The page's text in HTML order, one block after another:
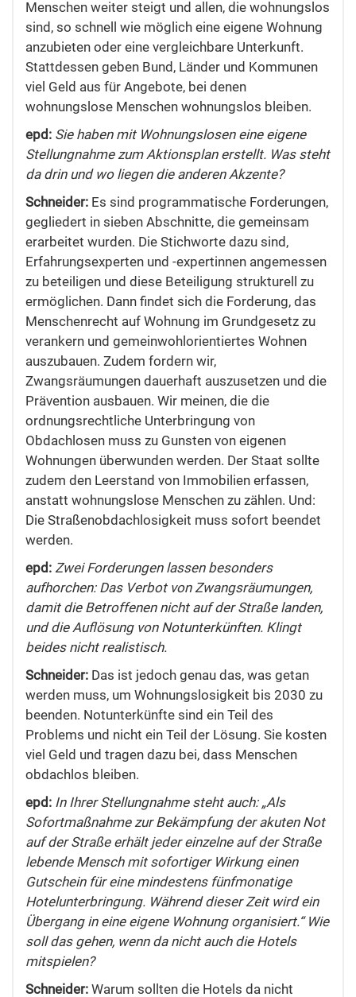
Menschen weiter steigt und allen, die wohnungslos
sind, so schnell wie möglich eine eigene Wohnung
anzubieten oder eine vergleichbare Unterkunft.
Stattdessen geben Bund, Länder und Kommunen
viel Geld aus für Angebote, bei denen
wohnungslose Menschen wohnungslos bleiben.
epd: Sie haben mit Wohnungslosen eine eigene
Stellungnahme zum Aktionsplan erstellt. Was steht
da drin und wo liegen die anderen Akzente?
Schneider: Es sind programmatische Forderungen,
gegliedert in sieben Abschnitte, die gemeinsam
erarbeitet wurden. Die Stichworte dazu sind,
Erfahrungsexperten und -expertinnen angemessen
zu beteiligen und diese Beteiligung strukturell zu
ermöglichen. Dann findet sich die Forderung, das
Menschenrecht auf Wohnung im Grundgesetz zu
verankern und gemeinwohlorientiertes Wohnen
auszubauen. Zudem fordern wir,
Zwangsräumungen dauerhaft auszusetzen und die
Prävention ausbauen. Wir meinen, die die
ordnungsrechtliche Unterbringung von
Obdachlosen muss zu Gunsten von eigenen
Wohnungen überwunden werden. Der Staat sollte
zudem den Leerstand von Immobilien erfassen,
anstatt wohnungslose Menschen zu zählen. Und:
Die Straßenobdachlosigkeit muss sofort beendet
werden.
epd: Zwei Forderungen lassen besonders
aufhorchen: Das Verbot von Zwangsräumungen,
damit die Betroffenen nicht auf der Straße landen,
und die Auflösung von Notunterkünften. Klingt
beides nicht realistisch.
Schneider: Das ist jedoch genau das, was getan
werden muss, um Wohnungslosigkeit bis 2030 zu
beenden. Notunterkünfte sind ein Teil des
Problems und nicht ein Teil der Lösung. Sie kosten
viel Geld und tragen dazu bei, dass Menschen
obdachlos bleiben.
epd: In Ihrer Stellungnahme steht auch: „Als
Sofortmaßnahme zur Bekämpfung der akuten Not
auf der Straße erhält jeder einzelne auf der Straße
lebende Mensch mit sofortiger Wirkung einen
Gutschein für eine mindestens fünfmonatige
Hotelunterbringung. Während dieser Zeit wird ein
Übergang in eine eigene Wohnung organisiert.“ Wie
soll das gehen, wenn da nicht auch die Hotels
mitspielen?
Schneider: Warum sollten die Hotels da nicht